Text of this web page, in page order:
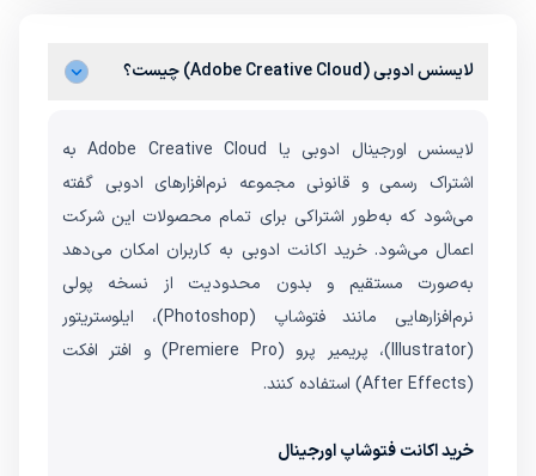
لایسنس ادوبی (Adobe Creative Cloud) چیست؟
لایسنس اورجینال ادوبی یا Adobe Creative Cloud به
اشتراک رسمی و قانونی مجموعه نرم‌افزارهای ادوبی گفته
می‌شود که به‌طور اشتراکی برای تمام محصولات این شرکت
اعمال می‌شود. خرید اکانت ادوبی به کاربران امکان می‌دهد
به‌صورت مستقیم و بدون محدودیت از نسخه پولی
نرم‌افزارهایی مانند فتوشاپ (Photoshop)، ایلوستریتور
(Illustrator)، پریمیر پرو (Premiere Pro) و افتر افکت
(After Effects) استفاده کنند.
خرید اکانت فتوشاپ اورجینال